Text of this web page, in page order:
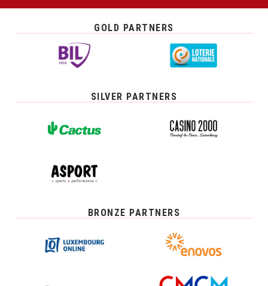
GOLD PARTNERS
SILVER PARTNERS
BRONZE PARTNERS